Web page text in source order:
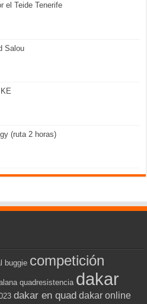
el Teide Tenerife
Salou
(ruta 2 horas)
buggie competición
quadresistencia dakar
dakar en quad dakar online